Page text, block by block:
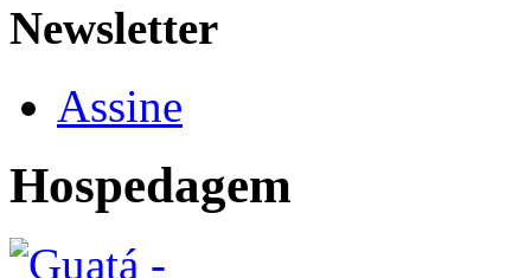
Newsletter
Assine
Hospedagem